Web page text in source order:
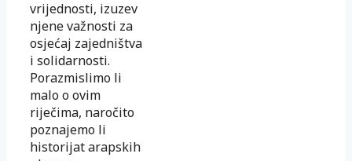
vrijednosti, izuzev
njene važnosti za
osjećaj zajedništva
i solidarnosti.
Porazmislimo li
malo o ovim
riječima, naročito
poznajemo li
historijat arapskih